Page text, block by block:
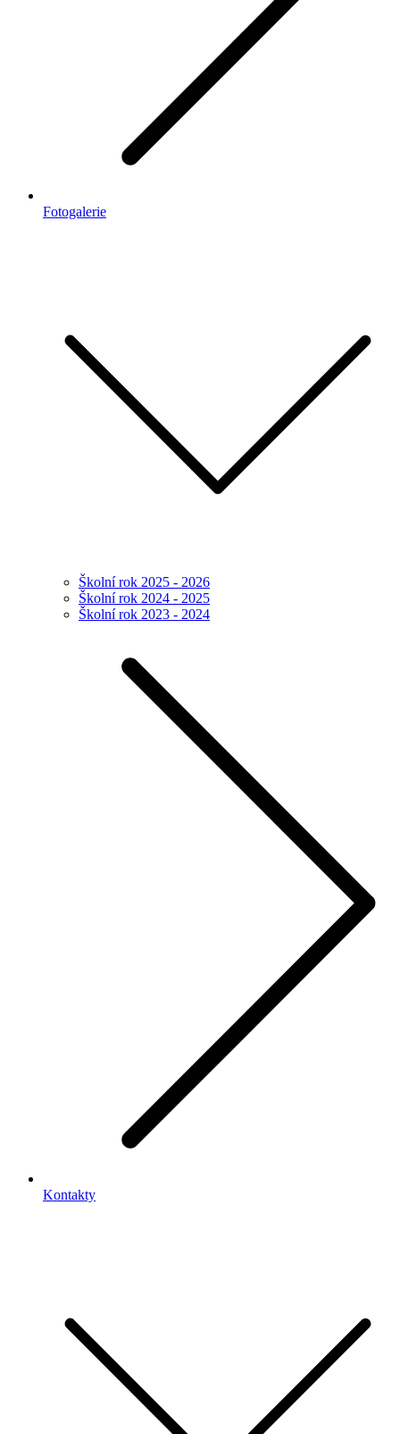
Fotogalerie
Školní rok 2025 - 2026
Školní rok 2024 - 2025
Školní rok 2023 - 2024
Kontakty